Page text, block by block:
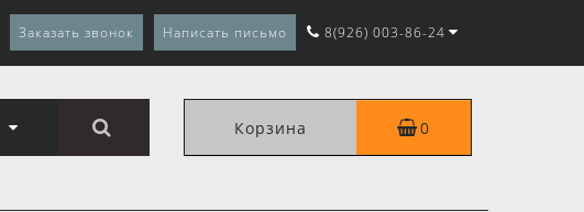
Заказать звонок Написать письмо 8(926) 003-86-24
Корзина 0